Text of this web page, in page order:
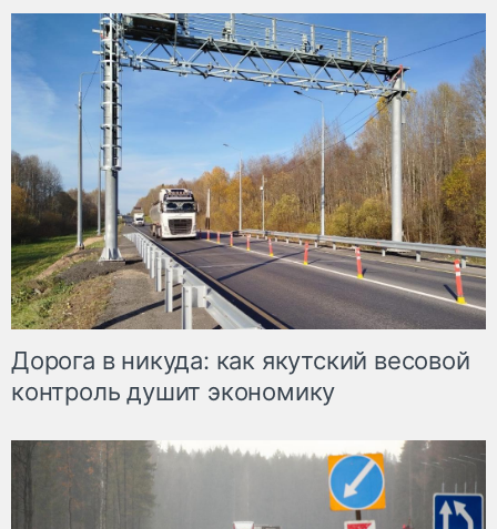
Дорога в никуда: как якутский весовой
контроль душит экономику